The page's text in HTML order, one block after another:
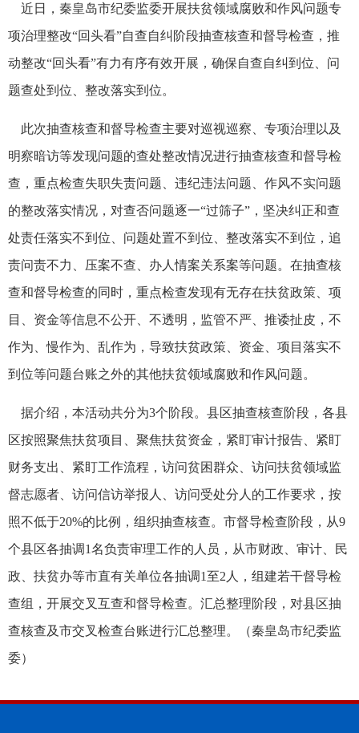
近日，秦皇岛市纪委监委开展扶贫领域腐败和作风问题专
项治理整改“回头看”自查自纠阶段抽查核查和督导检查，推
动整改“回头看”有力有序有效开展，确保自查自纠到位、问
题查处到位、整改落实到位。
此次抽查核查和督导检查主要对巡视巡察、专项治理以及
明察暗访等发现问题的查处整改情况进行抽查核查和督导检
查，重点检查失职失责问题、违纪违法问题、作风不实问题
的整改落实情况，对查否问题逐一“过筛子”，坚决纠正和查
处责任落实不到位、问题处置不到位、整改落实不到位，追
责问责不力、压案不查、办人情案关系案等问题。在抽查核
查和督导检查的同时，重点检查发现有无存在扶贫政策、项
目、资金等信息不公开、不透明，监管不严、推诿扯皮，不
作为、慢作为、乱作为，导致扶贫政策、资金、项目落实不
到位等问题台账之外的其他扶贫领域腐败和作风问题。
据介绍，本活动共分为3个阶段。县区抽查核查阶段，各县
区按照聚焦扶贫项目、聚焦扶贫资金，紧盯审计报告、紧盯
财务支出、紧盯工作流程，访问贫困群众、访问扶贫领域监
督志愿者、访问信访举报人、访问受处分人的工作要求，按
照不低于20%的比例，组织抽查核查。市督导检查阶段，从9
个县区各抽调1名负责审理工作的人员，从市财政、审计、民
政、扶贫办等市直有关单位各抽调1至2人，组建若干督导检
查组，开展交叉互查和督导检查。汇总整理阶段，对县区抽
查核查及市交叉检查台账进行汇总整理。（秦皇岛市纪委监
委）